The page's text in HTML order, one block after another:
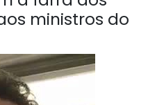
ministros do